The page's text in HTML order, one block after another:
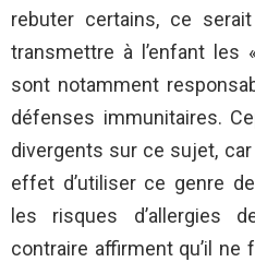
rebuter certains, ce
transmettre à l’enfant les
sont notamment
défenses immunitaires.
divergents sur ce sujet,
effet d’utiliser ce genre
les risques d’allergies
contraire affirment qu’il ne